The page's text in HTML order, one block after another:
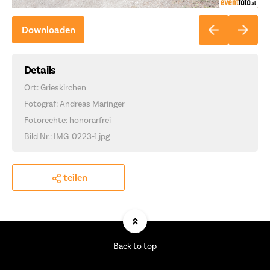
Downloaden
Details
Ort: Grieskirchen
Fotograf: Andreas Maringer
Fotorechte: honorarfrei
Bild Nr.: IMG_0223-1.jpg
teilen
Back to top